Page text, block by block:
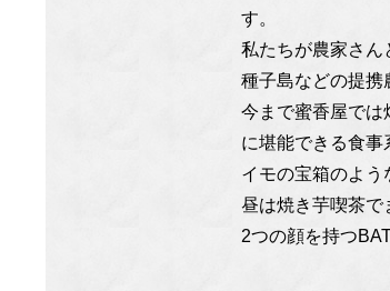
す。
私たちが農家さん
種子島などの提携
今まで蜜香屋では
に堪能できる食
イモの宝箱のよう
昼は焼き芋喫茶で
2つの顔を持つ